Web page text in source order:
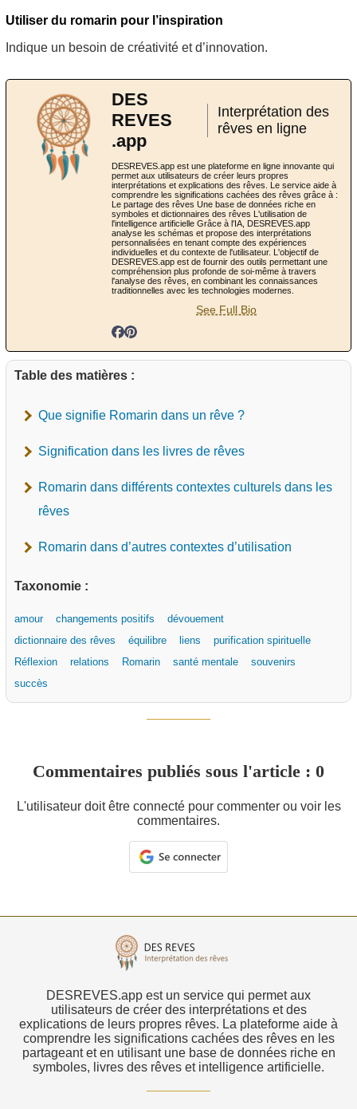
Utiliser du romarin pour l’inspiration
Indique un besoin de créativité et d’innovation.
DES
REVES
.app
Interprétation des
rêves en ligne
DESREVES.app est une plateforme en ligne innovante qui
permet aux utilisateurs de créer leurs propres
interprétations et explications des rêves. Le service aide à
comprendre les significations cachées des rêves grâce à :
Le partage des rêves Une base de données riche en
symboles et dictionnaires des rêves L'utilisation de
l'intelligence artificielle Grâce à l'IA, DESREVES.app
analyse les schémas et propose des interprétations
personnalisées en tenant compte des expériences
individuelles et du contexte de l'utilisateur. L'objectif de
DESREVES.app est de fournir des outils permettant une
compréhension plus profonde de soi-même à travers
l'analyse des rêves, en combinant les connaissances
traditionnelles avec les technologies modernes.
See Full Bio
Table des matières :
Que signifie Romarin dans un rêve ?
Signification dans les livres de rêves
Romarin dans différents contextes culturels dans les
rêves
Romarin dans d’autres contextes d’utilisation
Taxonomie :
amour changements positifs
dévouement
dictionnaire des rêves
équilibre liens
purification spirituelle
Réflexion
relations Romarin santé mentale
souvenirs
succès
Commentaires publiés sous l'article : 0
L'utilisateur doit être connecté pour commenter ou voir les
commentaires.
DESREVES.app est un service qui permet aux
utilisateurs de créer des interprétations et des
explications de leurs propres rêves. La plateforme aide à
comprendre les significations cachées des rêves en les
partageant et en utilisant une base de données riche en
symboles, livres des rêves et intelligence artificielle.